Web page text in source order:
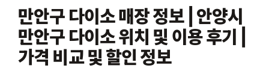
만안구 다이소 매장 정보 | 안양시
만안구 다이소 위치 및 이용 후기 |
가격 비교 및 할인 정보